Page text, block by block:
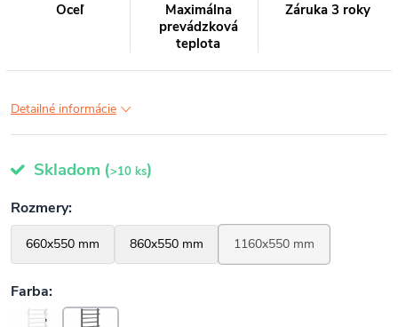
Oceľ
Maximálna
prevádzková
teplota
Záruka 3 roky
Detailné informácie
Skladom (>10 ks)